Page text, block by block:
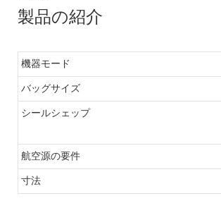
製品の紹介
機器モード
バッグサイズ
シールシェップ
航空源の要件
寸法